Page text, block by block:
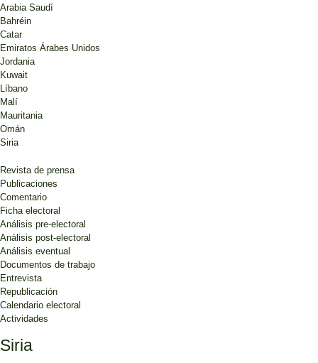
Arabia Saudí
Bahréin
Catar
Emiratos Árabes Unidos
Jordania
Kuwait
Líbano
Malí
Mauritania
Omán
Siria
Revista de prensa
Publicaciones
Comentario
Ficha electoral
Análisis pre-electoral
Análisis post-electoral
Análisis eventual
Documentos de trabajo
Entrevista
Republicación
Calendario electoral
Actividades
Siria